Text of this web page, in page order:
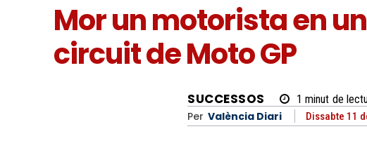
Mor un motorista en
circuit de Moto GP
SUCCESSOS 1 minut de
Per València Diari Dissabte 11